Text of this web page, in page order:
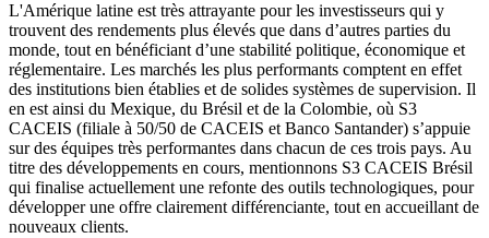
L'Amérique latine est très attrayante pour les investisseurs qui y
trouvent des rendements plus élevés que dans d’autres parties du
monde, tout en bénéficiant d’une stabilité politique, économique et
réglementaire. Les marchés les plus performants comptent en effet
des institutions bien établies et de solides systèmes de supervision. Il
en est ainsi du Mexique, du Brésil et de la Colombie, où S3
CACEIS (filiale à 50/50 de CACEIS et Banco Santander) s’appuie
sur des équipes très performantes dans chacun de ces trois pays. Au
titre des développements en cours, mentionnons S3 CACEIS Brésil
qui finalise actuellement une refonte des outils technologiques, pour
développer une offre clairement différenciante, tout en accueillant de
nouveaux clients.